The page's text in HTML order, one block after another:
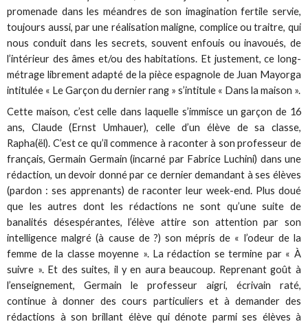
promenade dans les méandres de son imagination fertile servie,
toujours aussi, par une réalisation maligne, complice ou traitre, qui
nous conduit dans les secrets, souvent enfouis ou inavoués, de
l’intérieur des âmes et/ou des habitations. Et justement, ce long-
métrage librement adapté de la pièce espagnole de Juan Mayorga
intitulée « Le Garçon du dernier rang » s’intitule « Dans la maison ».
Cette maison, c’est celle dans laquelle s’immisce un garçon de 16
ans, Claude (Ernst Umhauer), celle d’un élève de sa classe,
Rapha(ël). C’est ce qu’il commence à raconter à son professeur de
français, Germain Germain (incarné par Fabrice Luchini) dans une
rédaction, un devoir donné par ce dernier demandant à ses élèves
(pardon : ses apprenants) de raconter leur week-end. Plus doué
que les autres dont les rédactions ne sont qu’une suite de
banalités désespérantes, l’élève attire son attention par son
intelligence malgré (à cause de ?) son mépris de « l’odeur de la
femme de la classe moyenne ». La rédaction se termine par « À
suivre ». Et des suites, il y en aura beaucoup. Reprenant goût à
l’enseignement, Germain le professeur aigri, écrivain raté,
continue à donner des cours particuliers et à demander des
rédactions à son brillant élève qui dénote parmi ses élèves à